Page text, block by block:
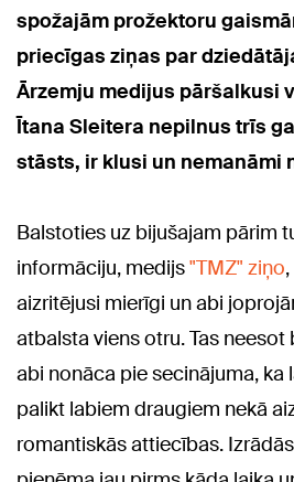
spožajām prožektoru
priecīgas ziņas par
Ārzemju medijus pāršalkusi
Ītana Sleitera nepilnus trīs
stāsts, ir klusi un nemanāmi
Balstoties uz bijušajam pārim
informāciju, medijs"TMZ" ziņo
aizritējusi mierīgi un abi
atbalsta viens otru. Tas neesot
abi nonāca pie secinājuma, ka
palikt labiem draugiem nekā
romantiskās attiecības.